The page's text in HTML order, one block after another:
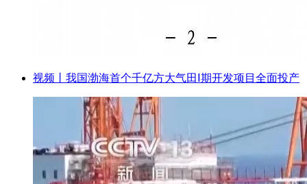
视频丨我国渤海首个千亿方大气田Ⅰ期开发项目全面投产